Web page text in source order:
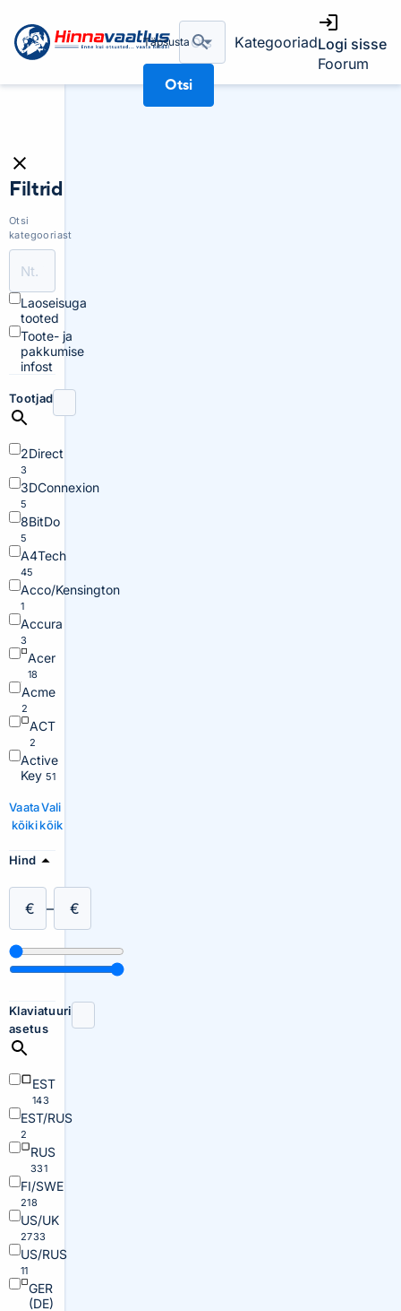
Täpsusta
Otsi
KategooriadLogi sisse
Foorum
Filtrid
Otsi
kategooriast
Laoseisuga
tooted
Toote- ja
pakkumise
infost
Tootjad
2Direct
3
3DConnexion
5
8BitDo
5
A4Tech
45
Acco/Kensington
1
Accura
3
Acer
18
Acme
2
ACT
2
Active
Key 51
Vaata
kõiki
Vali
kõik
Hind
€ – €
Klaviatuuri
asetus
EST
143
EST/RUS
2
RUS
331
FI/SWE
218
US/UK
2733
US/RUS
11
GER
(DE)